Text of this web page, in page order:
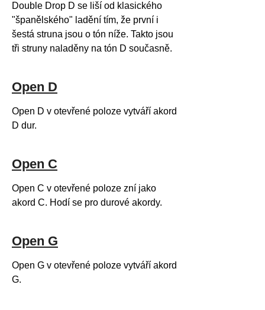
Double Drop D se liší od klasického
"španělského" ladění tím, že první i
šestá struna jsou o tón níže. Takto jsou
tři struny naladěny na tón D současně.
Open D
Open D v otevřené poloze vytváří akord
D dur.
Open C
Open C v otevřené poloze zní jako
akord C. Hodí se pro durové akordy.
Open G
Open G v otevřené poloze vytváří akord
G.